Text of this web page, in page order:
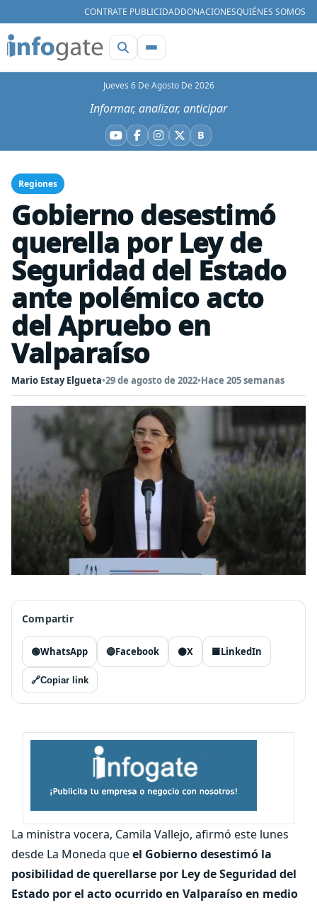
CONTRATE PUBLICIDADDONACIONESQUIÉNES SOMOS
Jueves 6 De Agosto De 2026
Informar, analizar, anticipar
YouTube
Facebook
Instagram
X BBluesky
Regiones
Gobierno desestimó
querella por Ley de
Seguridad del Estado
ante polémico acto
del Apruebo en
Valparaíso
Mario Estay Elgueta•29 de agosto de 2022•Hace 205 semanas
Compartir
🟢WhatsApp 🔵Facebook ⚫X 🟦LinkedIn
🔗Copiar link
La ministra vocera, Camila Vallejo, afirmó este lunes
desde La Moneda queel Gobierno desestimó la
posibilidad de querellarse por Ley de Seguridad del
Estado por el acto ocurrido en Valparaíso en medio